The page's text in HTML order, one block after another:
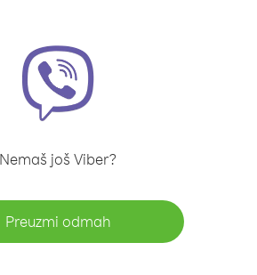
Nemaš još Viber?
Preuzmi odmah